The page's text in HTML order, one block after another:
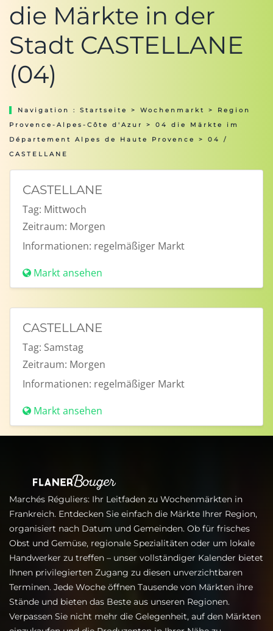
die Märkte in der
Stadt CASTELLANE
(04)
Navigation : Startseite > Wochenmarkt > Region
Provence-Alpes-Côte d'Azur
> 04 die Märkte im
Département Alpes de Haute Provence
> 04 /
CASTELLANE
CASTELLANE
Tag: Mittwoch
Zeitraum: Morgen
Informationen: regelmäßiger Markt
Markt ansehen
CASTELLANE
Tag: Samstag
Zeitraum: Morgen
Informationen: regelmäßiger Markt
Markt ansehen
Marchés Réguliers: Ihr Leitfaden zu Wochenmärkten in
Frankreich. Entdecken Sie einfach die Märkte Ihrer Region,
organisiert nach Datum und Gemeinden. Ob für frisches
Obst und Gemüse, regionale Spezialitäten oder um lokale
Handwerker zu treffen – unser vollständiger Kalender bietet
Ihnen privilegierten Zugang zu diesen unverzichtbaren
Terminen. Jede Woche öffnen Tausende von Märkten ihre
Stände und bieten das Beste aus unseren Regionen.
Verpassen Sie nicht mehr die Gelegenheit, auf den Märkten